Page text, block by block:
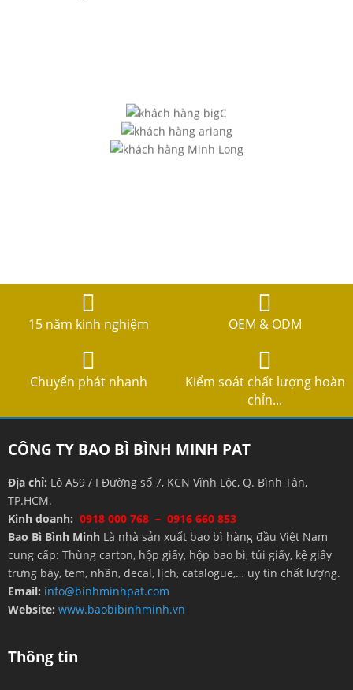
15 năm kinh nghiệm OEM & ODM
Chuyển phát nhanh
Kiểm soát chất lượng hoàn
chỉn...
CÔNG TY BAO BÌ BÌNH MINH PAT
Địa chỉ: Lô A59 / I Đường số 7, KCN Vĩnh Lộc, Q. Bình Tân,
TP.HCM.
Kinh doanh: 0918 000 768 – 0916 660 853
Bao Bì Bình Minh Là nhà sản xuất bao bì hàng đầu Việt Nam
cung cấp: Thùng carton, hộp giấy, hộp bao bì, túi giấy, kệ giấy
trưng bày, tem, nhãn, decal, lịch, catalogue,… uy tín chất lượng.
Email: info@binhminhpat.com
Website: www.baobibinhminh.vn
Thông tin